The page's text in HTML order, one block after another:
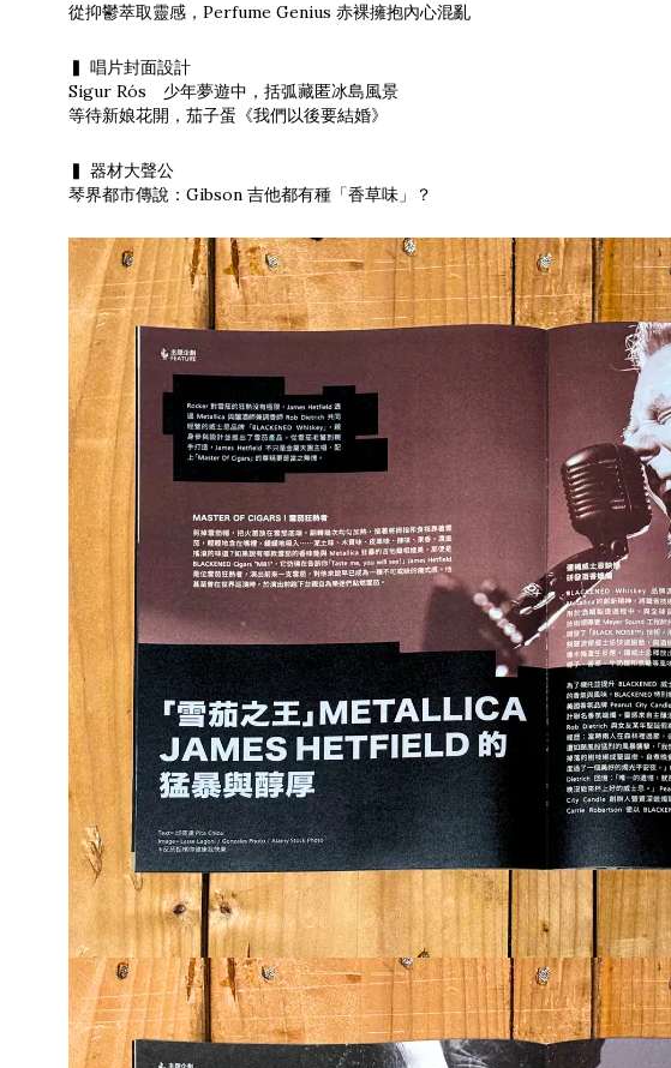
從抑鬱萃取靈感，Perfume Genius 赤裸擁抱內心混亂
▍ 唱片封面設計
Sigur Rós 少年夢遊中，括弧藏匿冰島風景
等待新娘花開，茄子蛋《我們以後要結婚》
▍ 器材大聲公
琴界都市傳說：Gibson 吉他都有種「香草味」？